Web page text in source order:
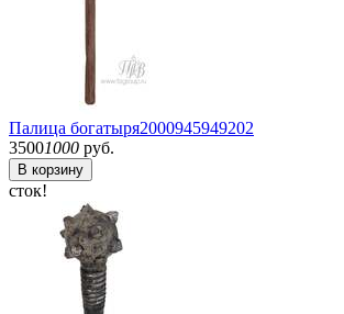
Палица богатыря2000945949202
35001000 руб.
В корзину
сток!